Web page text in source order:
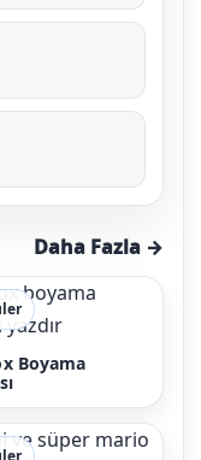
Daha Fazla →
Boyama